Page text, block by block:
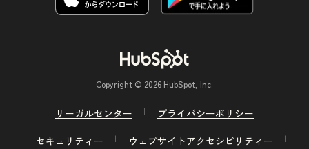
Copyright © 2026 HubSpot, Inc.
リーガルセンター
プライバシーポリシー
セキュリティー
ウェブサイトアクセシビリティー